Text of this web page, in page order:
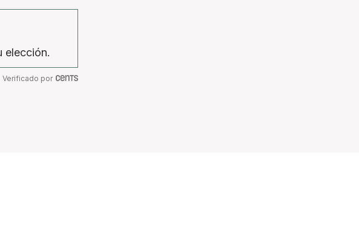
elección.
Verificado por